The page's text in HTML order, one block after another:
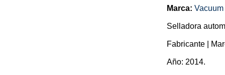
Marca:
Selladora
Fabricante |
Año: 2014.